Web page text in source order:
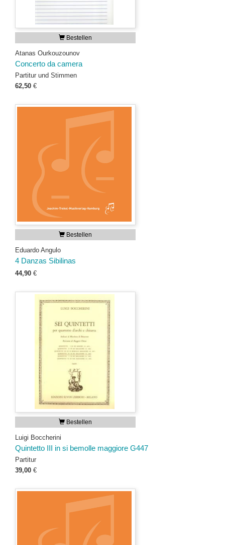
Bestellen
Atanas Ourkouzounov
Concerto da camera
Partitur und Stimmen
62,50 €
Bestellen
Eduardo Angulo
4 Danzas Sibilinas
44,90 €
Bestellen
Luigi Boccherini
Quintetto III in si bemolle maggiore G447
Partitur
39,00 €